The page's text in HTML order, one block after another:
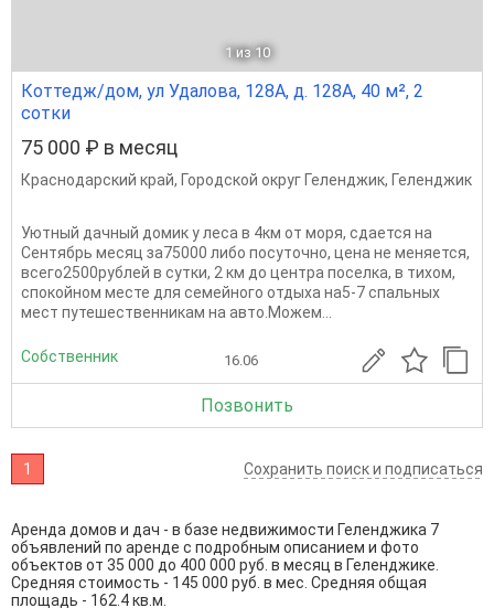
1 из 10
Коттедж/дом, ул Удалова, 128А, д. 128А, 40 м², 2
сотки
75 000 ₽ в месяц
Краснодарский край, Городской округ Геленджик, Геленджик
Уютный дачный домик у леса в 4км от моря, сдается на
Сентябрь месяц за75000 либо посуточно, цена не меняется,
всего2500рублей в сутки, 2 км до центра поселка, в тихом,
спокойном месте для семейного отдыха на5-7 спальных
мест путешественникам на авто.Можем...
Собственник 16.06
Позвонить
1 Сохранить поиск и подписаться
Аренда домов и дач - в базе недвижимости Геленджика 7
объявлений по аренде с подробным описанием и фото
объектов от 35 000 до 400 000 руб. в месяц в Геленджике.
Средняя стоимость - 145 000 руб. в мес. Средняя общая
площадь - 162.4 кв.м.